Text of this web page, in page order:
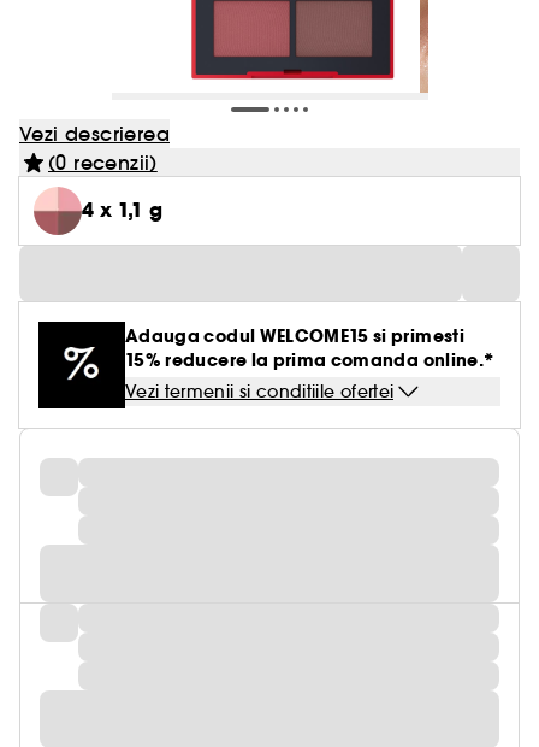
Vezi descrierea
(0 recenzii)
4 x 1,1 g
Adauga codul WELCOME15 si primesti
15% reducere la prima comanda online.*
Vezi termenii si conditiile ofertei